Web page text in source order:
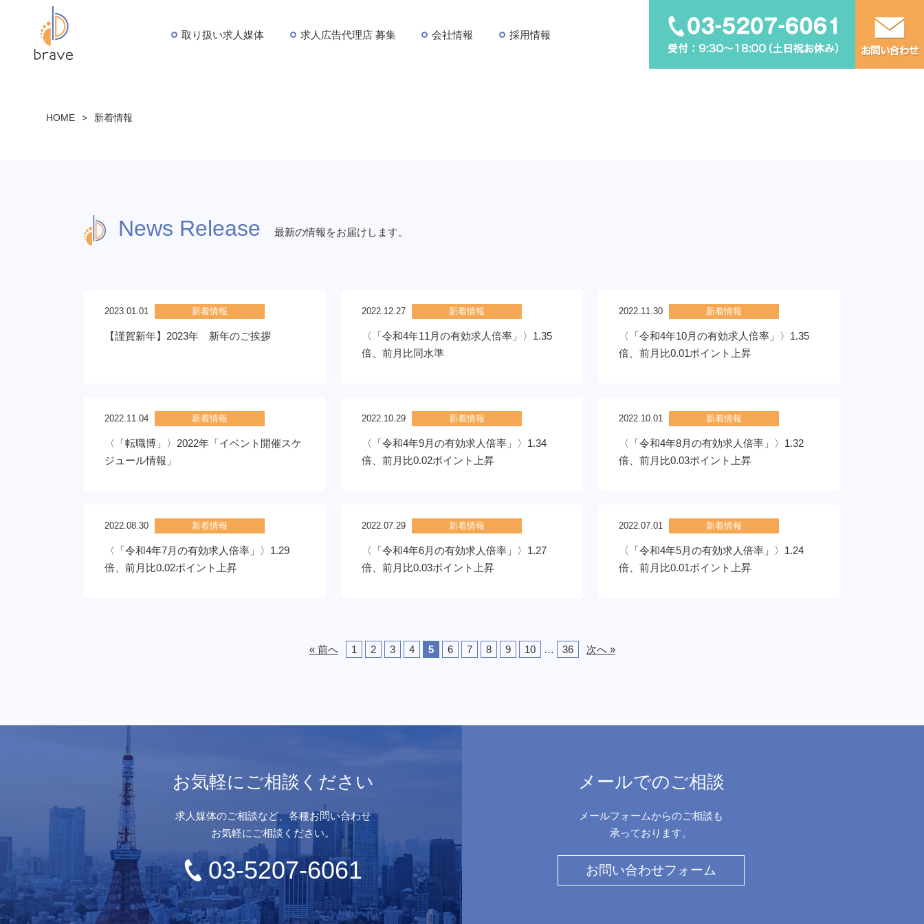
取り扱い求人媒体 求人広告代理店 募集 会社情報 採用情報
HOME > 新着情報
News Release 最新の情報をお届けします。
2023.01.01 新着情報
【謹賀新年】2023年 新年のご挨拶
2022.12.27 新着情報
〈「令和4年11月の有効求人倍率」〉1.35
倍、前月比同水準
2022.11.30 新着情報
〈「令和4年10月の有効求人倍率」〉1.35
倍、前月比0.01ポイント上昇
2022.11.04 新着情報
〈「転職博」〉2022年「イベント開催スケ
ジュール情報」
2022.10.29 新着情報
〈「令和4年9月の有効求人倍率」〉1.34
倍、前月比0.02ポイント上昇
2022.10.01 新着情報
〈「令和4年8月の有効求人倍率」〉1.32
倍、前月比0.03ポイント上昇
2022.08.30 新着情報
〈「令和4年7月の有効求人倍率」〉1.29
倍、前月比0.02ポイント上昇
2022.07.29 新着情報
〈「令和4年6月の有効求人倍率」〉1.27
倍、前月比0.03ポイント上昇
2022.07.01 新着情報
〈「令和4年5月の有効求人倍率」〉1.24
倍、前月比0.01ポイント上昇
« 前へ 1 2 3 4 5 6 7 8 9 10 … 36 次へ »
お気軽にご相談ください
求人媒体のご相談など、各種お問い合わせ
お気軽にご相談ください。
03-5207-6061
メールでのご相談
メールフォームからのご相談も
承っております。
お問い合わせフォーム